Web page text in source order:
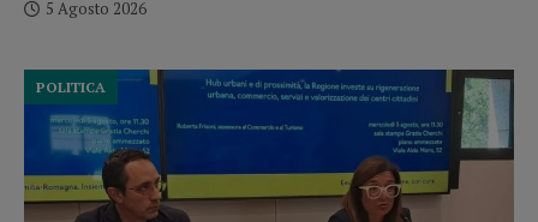
5 Agosto 2026
POLITICA